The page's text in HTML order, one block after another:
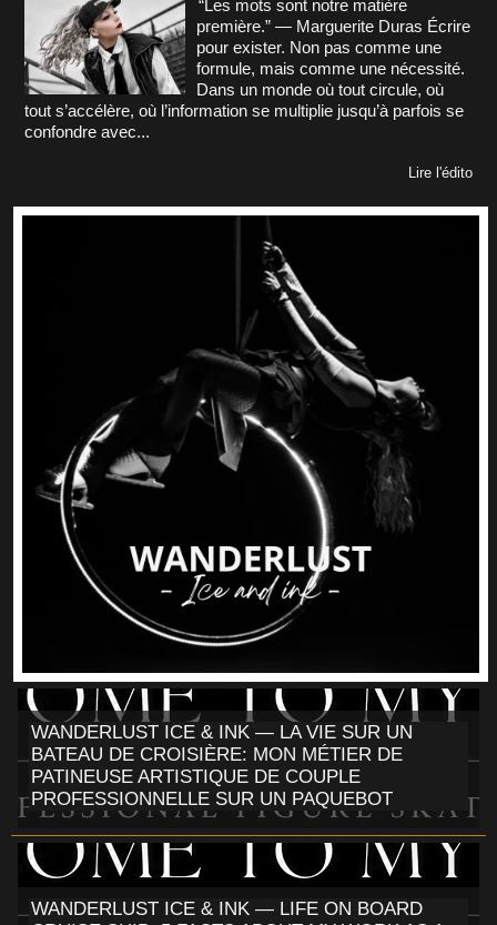
“Les mots sont notre matière
première.” — Marguerite Duras Écrire
pour exister. Non pas comme une
formule, mais comme une nécessité.
Dans un monde où tout circule, où
tout s’accélère, où l’information se multiplie jusqu’à parfois se
confondre avec...
Lire l'édito
WANDERLUST ICE & INK — LA VIE SUR UN
BATEAU DE CROISIÈRE: MON MÉTIER DE
PATINEUSE ARTISTIQUE DE COUPLE
PROFESSIONNELLE SUR UN PAQUEBOT
WANDERLUST ICE & INK — LIFE ON BOARD